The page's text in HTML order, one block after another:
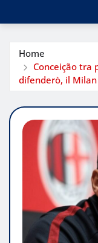
Home
Conceição tra
difenderò, il